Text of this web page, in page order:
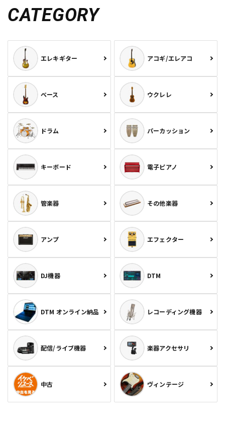
CATEGORY
エレキギター アコギ/エレアコ
ベース ウクレレ
ドラム パーカッション
キーボード 電子ピアノ
管楽器 その他楽器
アンプ エフェクター
DJ機器 DTM
DTM オンライン納品 レコーディング機器
配信/ライブ機器 楽器アクセサリ
中古 ヴィンテージ